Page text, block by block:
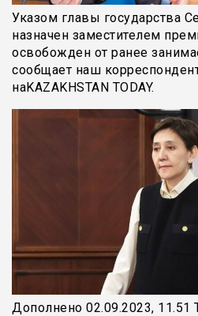
Указом главы государства
назначен заместителем
освобожден от ранее
сообщает наш
наKAZAKHSTAN TODAY.
Дополнено 02.09.2023, 11.51